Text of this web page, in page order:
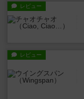
レビュー
レビュー